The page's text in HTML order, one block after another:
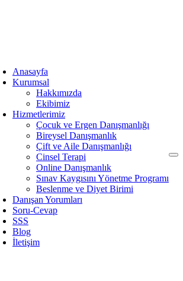
Anasayfa
Kurumsal
Hakkımızda
Ekibimiz
Hizmetlerimiz
Çocuk ve Ergen Danışmanlığı
Bireysel Danışmanlık
Çift ve Aile Danışmanlığı
Cinsel Terapi
Online Danışmanlık
Sınav Kaygısını Yönetme Programı
Beslenme ve Diyet Birimi
Danışan Yorumları
Soru-Cevap
SSS
Blog
İletişim